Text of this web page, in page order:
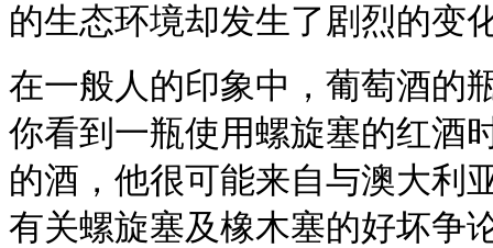
的生态环境却发生了剧烈的变
在一般人的印象中，葡萄酒的
你看到一瓶使用螺旋塞的红酒
的酒，他很可能来自与澳大利
有关螺旋塞及橡木塞的好坏争